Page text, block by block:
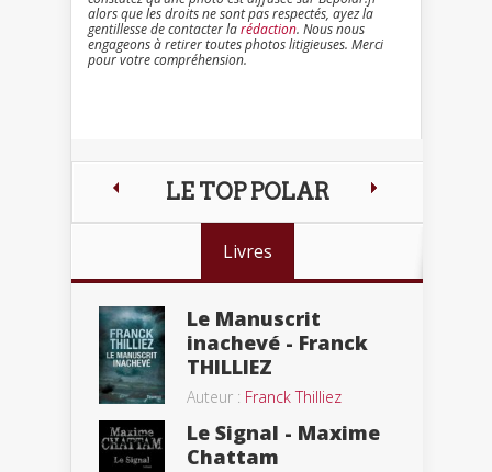
alors que les droits ne sont pas respectés, ayez la
gentillesse de contacter larédaction. Nous nous
engageons à retirer toutes photos litigieuses. Merci
pour votre compréhension.
LE TOP POLAR
Livres
Le Manuscrit
inachevé - Franck
THILLIEZ
Auteur : Franck Thilliez
Le Signal - Maxime
Chattam